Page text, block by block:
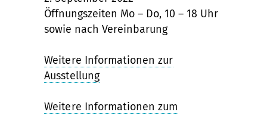
Öffnungszeiten Mo – Do, 10 – 18 Uhr
sowie nach Vereinbarung
Weitere Informationen zur
Ausstellung
Weitere Informationen zum